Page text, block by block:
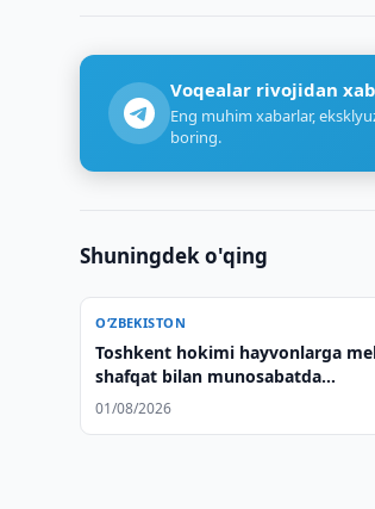
Voqealar rivojidan
Eng muhim xabarlar,
boring.
Shuningdek o'qing
O‘ZBEKISTON
Toshkent hokimi hayvonlarga
shafqat bilan munosabatda
bo‘lishga chaqirdi
01/08/2026